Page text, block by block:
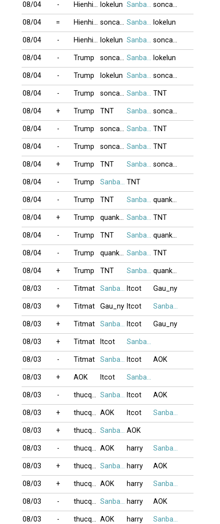
08/04 - Hienhien lokelun Sanbangtatca soncan1
08/04 = Hienhien soncan1 Sanbangtatca lokelun
08/04 - Hienhien lokelun Sanbangtatca soncan1
08/04 - Trump soncan1 Sanbangtatca lokelun
08/04 - Trump lokelun Sanbangtatca soncan1
08/04 - Trump soncan1 Sanbangtatca TNT
08/04 + Trump TNT Sanbangtatca soncan1
08/04 - Trump soncan1 Sanbangtatca TNT
08/04 - Trump soncan1 Sanbangtatca TNT
08/04 + Trump TNT Sanbangtatca soncan1
08/04 - Trump Sanbangtatca TNT
08/04 - Trump TNT Sanbangtatca quankupo
08/04 + Trump quankupo Sanbangtatca TNT
08/04 - Trump TNT Sanbangtatca quankupo
08/04 - Trump quankupo Sanbangtatca TNT
08/04 + Trump TNT Sanbangtatca quankupo
08/03 - Titmat Sanbangtatca ltcot Gau_ny
08/03 + Titmat Gau_ny ltcot Sanbangtatca
08/03 + Titmat Sanbangtatca ltcot Gau_ny
08/03 + Titmat ltcot Sanbangtatca
08/03 - Titmat Sanbangtatca ltcot AOK
08/03 + AOK ltcot Sanbangtatca
08/03 - thucquan Sanbangtatca ltcot AOK
08/03 + thucquan AOK ltcot Sanbangtatca
08/03 + thucquan Sanbangtatca AOK
08/03 - thucquan AOK harry Sanbangtatca
08/03 + thucquan Sanbangtatca harry AOK
08/03 + thucquan AOK harry Sanbangtatca
08/03 - thucquan Sanbangtatca harry AOK
08/03 - thucquan AOK harry Sanbangtatca